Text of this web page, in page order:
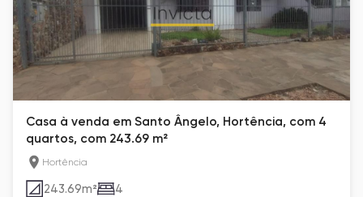
Casa à venda em Santo Ângelo, Hortência, com 4
quartos, com 243.69 m²
Hortência
243.69m² 4